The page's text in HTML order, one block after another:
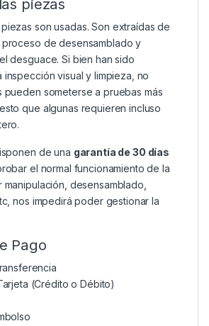
piezas
son usadas. Son extraídas de
de desensamblado y
desguace. Si bien han sido
inspección visual y limpieza, no
pueden someterse a pruebas más
que algunas requieren incluso
de una garantía de 30 días
el normal funcionamiento de la
manipulación, desensamblado,
nos impedirá poder gestionar la
Pago
(Crédito o Débito)